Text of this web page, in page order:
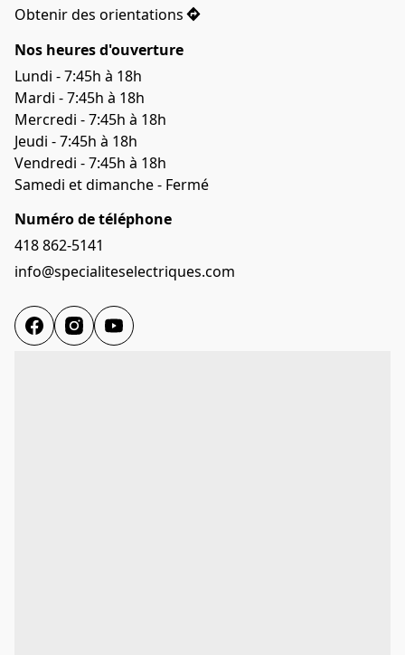
Obtenir des orientations
Nos heures d'ouverture
Lundi - 7:45h à 18h
Mardi - 7:45h à 18h
Mercredi - 7:45h à 18h
Jeudi - 7:45h à 18h
Vendredi - 7:45h à 18h
Samedi et dimanche - Fermé
Numéro de téléphone
418 862-5141
info@specialiteselectriques.com